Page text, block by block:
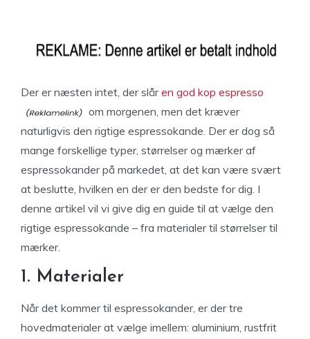
Der er næsten intet, der slåren god kop espresso
om morgenen, men det kræver
naturligvis den rigtige espressokande. Der er dog så
mange forskellige typer, størrelser og mærker af
espressokander på markedet, at det kan være svært
at beslutte, hvilken en der er den bedste for dig. I
denne artikel vil vi give dig en guide til at vælge den
rigtige espressokande – fra materialer til størrelser til
mærker.
1. Materialer
Når det kommer til espressokander, er der tre
hovedmaterialer at vælge imellem: aluminium, rustfrit